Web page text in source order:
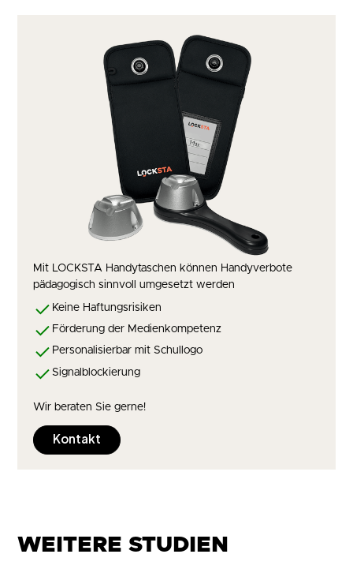
Mit LOCKSTA Handytaschen können Handyverbote
pädagogisch sinnvoll umgesetzt werden
Keine Haftungsrisiken
Förderung der Medienkompetenz
Personalisierbar mit Schullogo
Signalblockierung
Wir beraten Sie gerne!
Kontakt
WEITERE STUDIEN